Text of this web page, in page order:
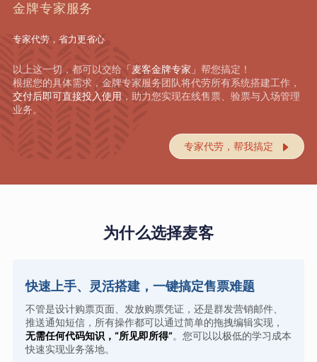
金牌专家服务
专家代劳，省力更省心
以上这一切，都可以交给「麦客金牌专家」 帮您搞定！
根据您的具体需求，金牌专家服务团队将代劳所有系统搭建工作，
交付后即可直接投入使用 ，助力您实现在线售票、验票与入场管理
业务。
专家代劳，帮我搞定 
为什么选择麦客
快速上手、灵活搭建，一键搞定售票难题
不管是设计购票页面、发放购票凭证，还是群发营销邮件、
推送通知短信，所有操作都可以通过简单的拖拽编辑实现，
无需任何代码知识，“所见即所得”。您可以以极低的学习成本
快速实现业务落地。